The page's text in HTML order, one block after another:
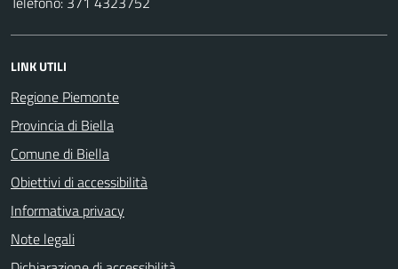
LINK UTILI
Regione Piemonte
Provincia di Biella
Comune di Biella
Obiettivi di accessibilità
Informativa privacy
Note legali